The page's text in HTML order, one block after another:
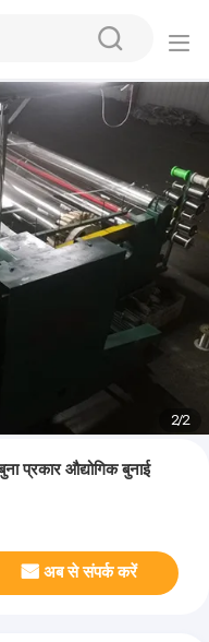
2/2
प्रकार औद्योगिक बुनाई
अब से संपर्क करें